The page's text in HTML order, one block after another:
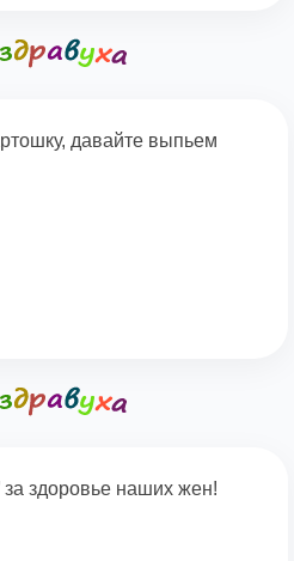
давайте выпьем
здоровье наших жен!